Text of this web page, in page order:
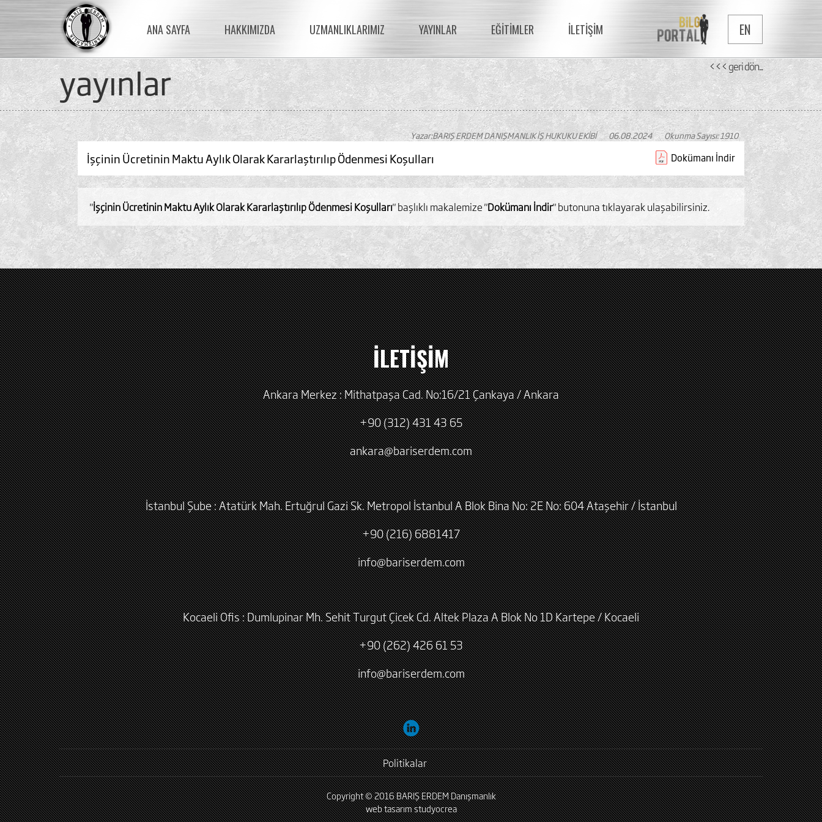
ANA SAYFA HAKKIMIZDA UZMANLIKLARIMIZ YAYINLAR EĞİTİMLER İLETİŞİM EN
yayinlar <<< geri dön...
Okunma Sayısı: 1910
06.08.2024
Yazar:BARIŞ ERDEM DANIŞMANLIK İŞ HUKUKU EKİBİ
İşçinin Ücretinin Maktu Aylık Olarak Kararlaştırılıp Ödenmesi Koşulları Dokümanı İndir
"İşçinin Ücretinin Maktu Aylık Olarak Kararlaştırılıp Ödenmesi Koşulları" başlıklı makalemize "Dokümanı İndir" butonuna tıklayarak ulaşabilirsiniz.
İLETİŞİM
Ankara Merkez : Mithatpaşa Cad. No:16/21 Çankaya / Ankara
+90 (312) 431 43 65
ankara@bariserdem.com
İstanbul Şube : Atatürk Mah. Ertuğrul Gazi Sk. Metropol İstanbul A Blok Bina No: 2E No: 604 Ataşehir / İstanbul
+90 (216) 6881417
info@bariserdem.com
Kocaeli Ofis : Dumlupinar Mh. Sehit Turgut Çicek Cd. Altek Plaza A Blok No 1D Kartepe / Kocaeli
+90 (262) 426 61 53
info@bariserdem.com
Politikalar
Copyright © 2016 BARIŞ ERDEM Danışmanlık
web tasarımstudyocrea